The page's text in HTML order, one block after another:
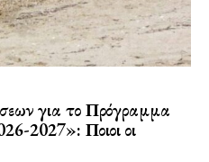
για το Πρόγραμμα
2027»: Ποιοι οι